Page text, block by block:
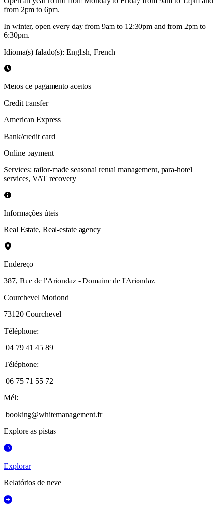
from 2pm to 6pm.
In winter, open every day from 9am to 12:30pm and from 2pm to
6:30pm.
Idioma(s) falado(s): English, French
Meios de pagamento aceitos
Credit transfer
American Express
Bank/credit card
Online payment
Services: tailor-made seasonal rental management, para-hotel
services, VAT recovery
Informações úteis
Real Estate, Real-estate agency
Endereço
387, Rue de l'Ariondaz - Domaine de l'Ariondaz
Courchevel Moriond
73120 Courchevel
Téléphone:
04 79 41 45 89
Téléphone:
06 75 71 55 72
Mél:
booking@whitemanagement.fr
Explore as pistas
Explorar
Relatórios de neve